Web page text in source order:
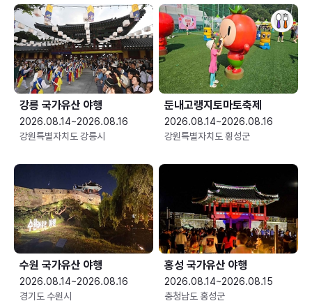
강릉 국가유산 야행
2026.08.14~2026.08.16
강원특별자치도 강릉시
둔내고랭지토마토축제
2026.08.14~2026.08.16
강원특별자치도 횡성군
수원 국가유산 야행
2026.08.14~2026.08.16
경기도 수원시
홍성 국가유산 야행
2026.08.14~2026.08.15
충청남도 홍성군